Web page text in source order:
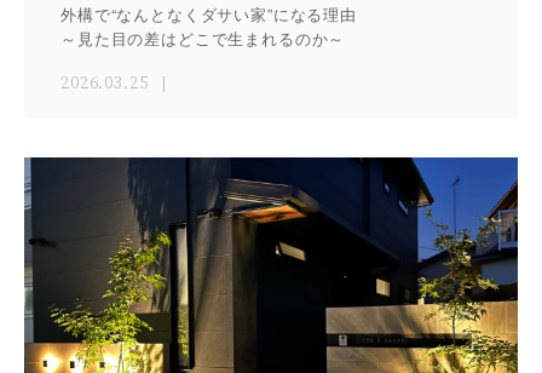
外構で“なんとなくダサい家”になる理由
～見た目の差はどこで生まれるのか～
2026.03.25